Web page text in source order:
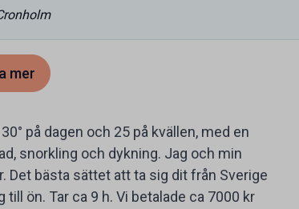
mer
på dagen och 25 på kvällen, med en
snorkling och dykning. Jag och min
Det bästa sättet att ta sig dit från Sverige
ön. Tar ca 9 h. Vi betalade ca 7000 kr